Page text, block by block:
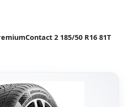
2 185/50 R16 81T